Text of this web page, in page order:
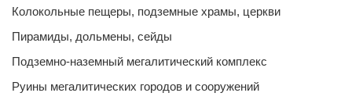
Колокольные пещеры, подземные храмы, церкви
Пирамиды, дольмены, сейды
Подземно-наземный мегалитический комплекс
Руины мегалитических городов и сооружений